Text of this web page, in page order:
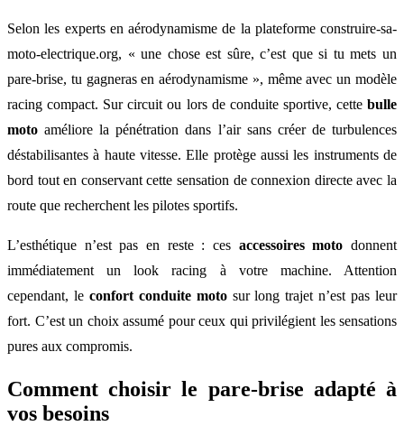
Selon les experts en aérodynamisme de la plateforme construire-sa-
moto-electrique.org, « une chose est sûre, c’est que si tu mets un
pare-brise, tu gagneras en aérodynamisme », même avec un modèle
racing compact. Sur circuit ou lors de conduite sportive, cette bulle
moto améliore la pénétration dans l’air sans créer de turbulences
déstabilisantes à haute vitesse. Elle protège aussi les instruments de
bord tout en conservant cette sensation de connexion directe avec la
route que recherchent les pilotes sportifs.
L’esthétique n’est pas en reste : ces accessoires moto donnent
immédiatement un look racing à votre machine. Attention
cependant, le confort conduite motosur long trajet n’est pas leur
fort. C’est un choix assumé pour ceux qui privilégient les sensations
pures aux compromis.
Comment choisir le pare-brise adapté à
vos besoins